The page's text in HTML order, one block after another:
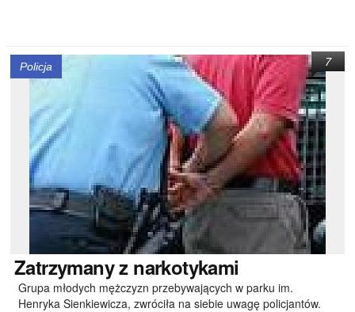
Policja
Zatrzymanyz narkotykami
Grupa młodych mężczyzn przebywających w parku im.
Henryka Sienkiewicza, zwróciła na siebie uwagę policjantów.
7